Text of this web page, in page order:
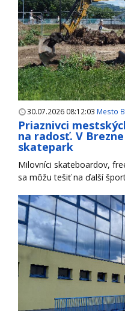
30.07.2026 08:12:03 Mesto
Priaznivci
na radosť. V
skatepark
Milovníci skateboardov,
sa môžu tešiť na ďalší